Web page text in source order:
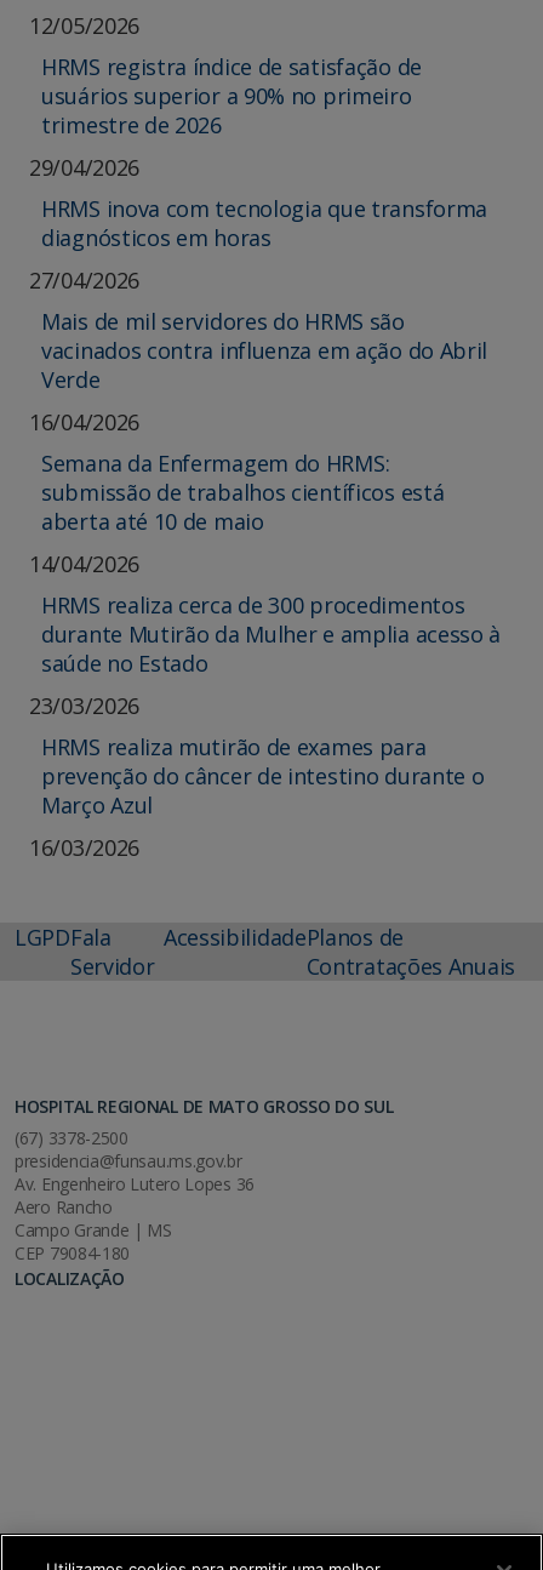
12/05/2026
HRMS registra índice de satisfação de
usuários superior a 90% no primeiro
trimestre de 2026
29/04/2026
HRMS inova com tecnologia que transforma
diagnósticos em horas
27/04/2026
Mais de mil servidores do HRMS são
vacinados contra influenza em ação do Abril
Verde
16/04/2026
Semana da Enfermagem do HRMS:
submissão de trabalhos científicos está
aberta até 10 de maio
14/04/2026
HRMS realiza cerca de 300 procedimentos
durante Mutirão da Mulher e amplia acesso à
saúde no Estado
23/03/2026
HRMS realiza mutirão de exames para
prevenção do câncer de intestino durante o
Março Azul
16/03/2026
LGPDFala
Servidor
AcessibilidadePlanos de
Contratações Anuais
HOSPITAL REGIONAL DE MATO GROSSO DO SUL
(67) 3378-2500
presidencia@funsau.ms.gov.br
Av. Engenheiro Lutero Lopes 36
Aero Rancho
Campo Grande | MS
CEP 79084-180
LOCALIZAÇÃO